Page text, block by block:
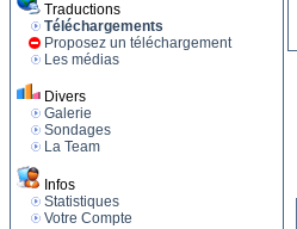
Traductions
Téléchargements
Proposez un téléchargement
Les médias
Divers
Galerie
Sondages
La Team
Infos
Statistiques
Votre Compte